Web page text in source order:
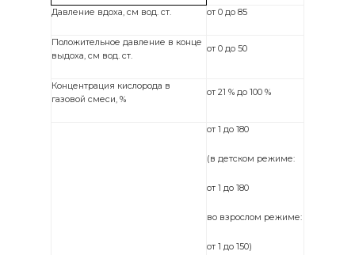
Давление вдоха, см вод. ст. от 0 до 85
Положительное давление в конце
выдоха, см вод. ст.
от 0 до 50
Концентрация кислорода в
газовой смеси, %
от 21 % до 100 %
от 1 до 180
(в детском режиме:
от 1 до 180
во взрослом режиме:
от 1 до 150)